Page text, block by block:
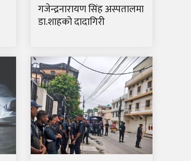
गजेन्द्रनारायण सिंह अस्पतालमा
डा.शाहको दादागिरी